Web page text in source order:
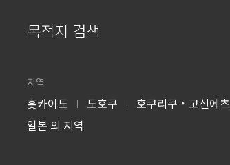
목적지 검색
지역
홋카이도 | 도호쿠 | 호쿠리쿠・고신에츠
일본 외 지역